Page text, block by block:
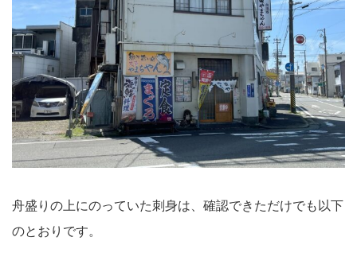
舟盛りの上にのっていた刺身は、確認できただけでも以下
のとおりです。